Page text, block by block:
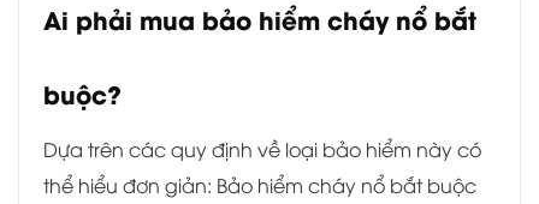
Ai phải mua bảo hiểm cháy nổ bắt
buộc?
Dựa trên các quy định về loại bảo hiểm này có
thể hiểu đơn giản: Bảo hiểm cháy nổ bắt buộc